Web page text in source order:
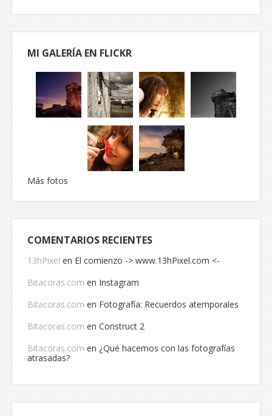
MI GALERÍA EN FLICKR
Más fotos
COMENTARIOS RECIENTES
13hPixel en El comienzo -> www.13hPixel.com <-
Bitacoras.com en Instagram
Bitacoras.com en Fotografía: Recuerdos atemporales
Bitacoras.com en Construct 2
Bitacoras.com en ¿Qué hacemos con las fotografías
atrasadas?